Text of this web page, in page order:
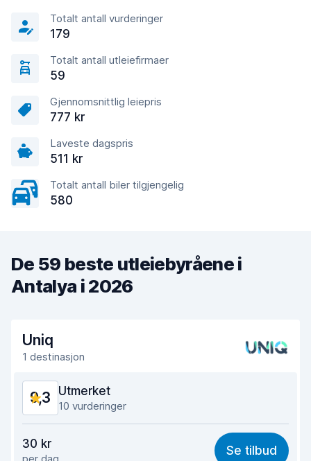
Totalt antall vurderinger
179
Totalt antall utleiefirmaer
59
Gjennomsnittlig leiepris
777 kr
Laveste dagspris
511 kr
Totalt antall biler tilgjengelig
580
De 59 beste utleiebyråene i
Antalya i 2026
Uniq
1 destinasjon
9,3 Utmerket
10 vurderinger
9,2
30 kr Se tilbud